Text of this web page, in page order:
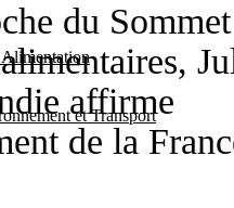
et Transport
du
affirme
de la